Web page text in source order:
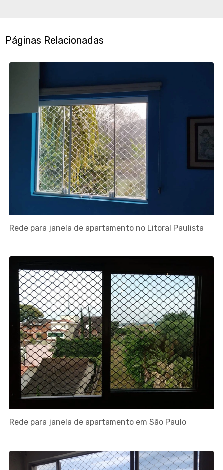
Páginas Relacionadas
Rede para janela de apartamento no Litoral Paulista
Rede para janela de apartamento em São Paulo